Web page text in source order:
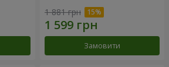
1 881 грн
Замовити